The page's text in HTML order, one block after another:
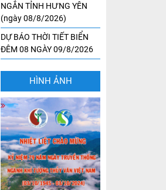
NGẮN TỈNH HƯNG YÊN
(ngày 08/8/2026)
DỰ BÁO THỜI TIẾT BIỂN
ĐÊM 08 NGÀY 09/8/2026
HÌNH ẢNH